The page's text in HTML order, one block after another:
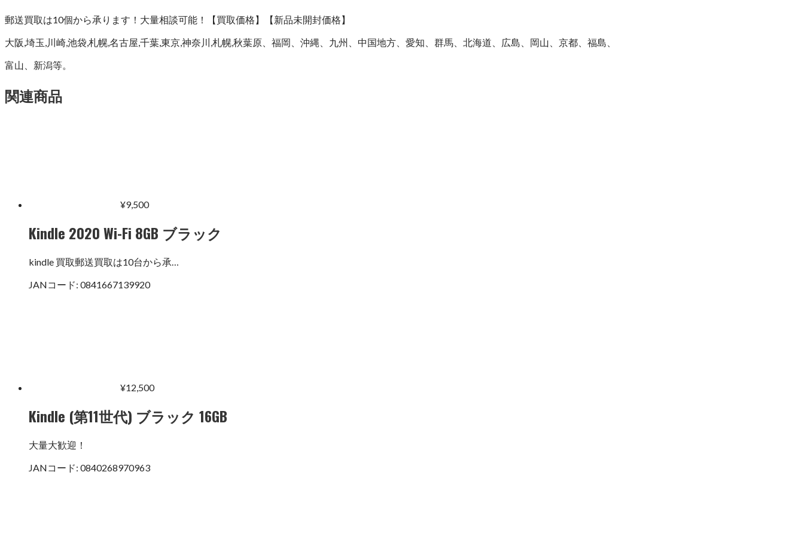
郵送買取は10個から承ります！大量相談可能！【買取価格】【新品未開封価格】
大阪,埼玉,川崎,池袋,札幌,名古屋,千葉,東京,神奈川,札幌,秋葉原、福岡、沖縄、九州、中国地方、愛知、群馬、北海道、広島、岡山、京都、福島、
富山、新潟等。
関連商品
¥9,500
Kindle 2020 Wi-Fi 8GB ブラック
kindle 買取郵送買取は10台から承…
JANコード: 0841667139920
¥12,500
Kindle (第11世代) ブラック 16GB
大量大歓迎！
JANコード: 0840268970963